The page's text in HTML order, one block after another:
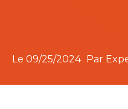
Le 09/25/2024 Par